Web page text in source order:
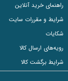
راهنمای خرید آنلاین
شرایط و مقررات سایت
شکایات
رویه‌های ارسال کالا
شرایط برگشت کالا